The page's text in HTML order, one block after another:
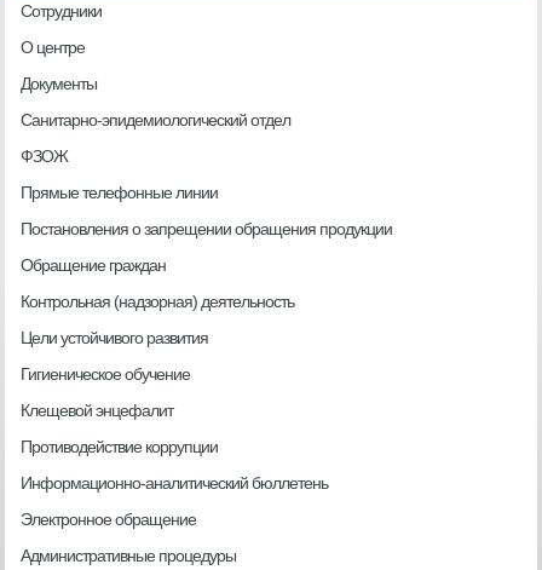
Сотрудники
О центре
Документы
Санитарно-эпидемиологический отдел
ФЗОЖ
Прямые телефонные линии
Постановления о запрещении обращения продукции
Обращение граждан
Контрольная (надзорная) деятельность
Цели устойчивого развития
Гигиеническое обучение
Клещевой энцефалит
Противодействие коррупции
Информационно-аналитический бюллетень
Электронное обращение
Административные процедуры